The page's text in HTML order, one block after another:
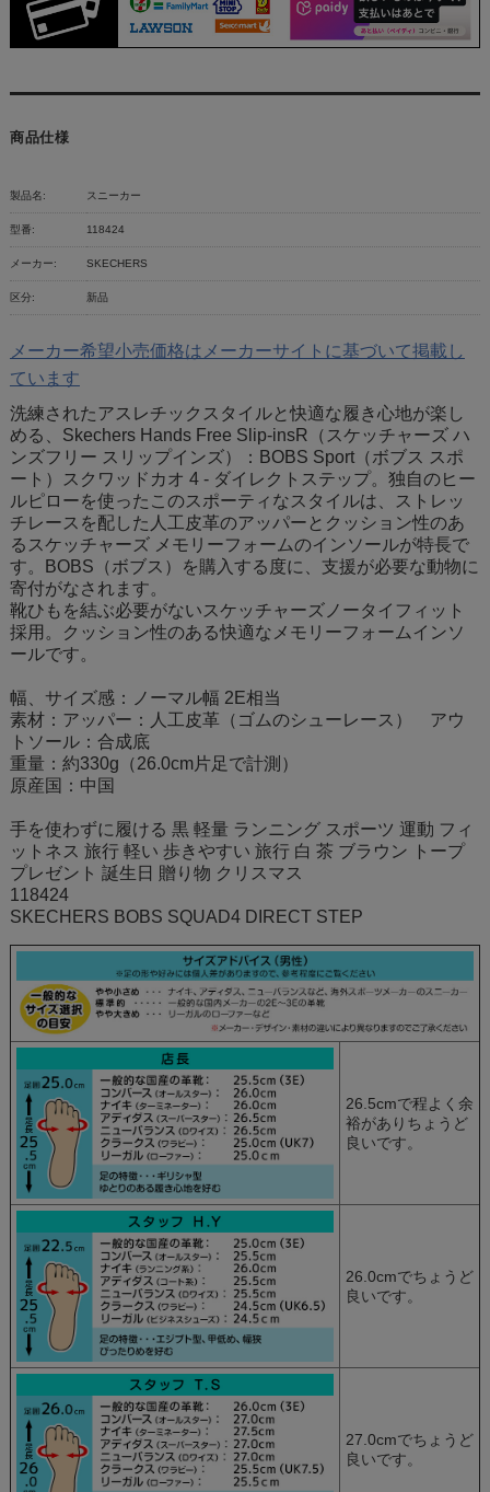
商品仕様
製品名: スニーカー
型番: 118424
メーカー: SKECHERS
区分: 新品
メーカー希望小売価格はメーカーサイトに基づいて掲載し
ています
洗練されたアスレチックスタイルと快適な履き心地が楽し
める、Skechers Hands Free Slip-insR（スケッチャーズ ハ
ンズフリー スリップインズ）：BOBS Sport（ボブス スポ
ート）スクワッドカオ 4 - ダイレクトステップ。独自のヒー
ルピローを使ったこのスポーティなスタイルは、ストレッ
チレースを配した人工皮革のアッパーとクッション性のあ
るスケッチャーズ メモリーフォームのインソールが特長で
す。BOBS（ボブス）を購入する度に、支援が必要な動物に
寄付がなされます。
靴ひもを結ぶ必要がないスケッチャーズノータイフィット
採用。クッション性のある快適なメモリーフォームインソ
ールです。
幅、サイズ感：ノーマル幅 2E相当
素材：アッパー：人工皮革（ゴムのシューレース） アウ
トソール：合成底
重量：約330g（26.0cm片足で計測）
原産国：中国
手を使わずに履ける 黒 軽量 ランニング スポーツ 運動 フィ
ットネス 旅行 軽い 歩きやすい 旅行 白 茶 ブラウン トープ
プレゼント 誕生日 贈り物 クリスマス
118424
SKECHERS BOBS SQUAD4 DIRECT STEP
26.5cmで程よく余
裕がありちょうど
良いです。
26.0cmでちょうど
良いです。
27.0cmでちょうど
良いです。